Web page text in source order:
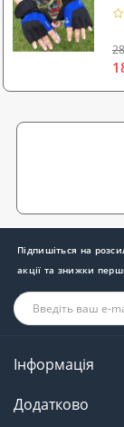
Підпишіться на
акції та знижки
Інформація
Додатково